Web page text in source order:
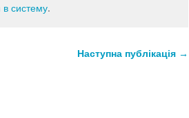
в систему.
Наступна публікація →